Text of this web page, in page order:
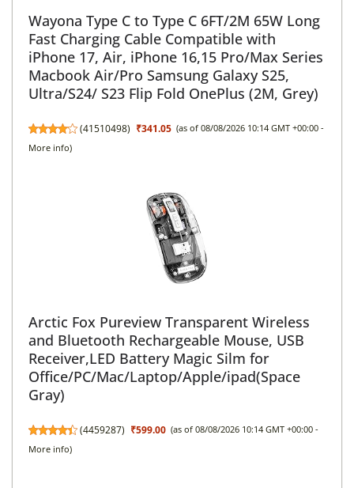
Wayona Type C to Type C 6FT/2M 65W Long
Fast Charging Cable Compatible with
iPhone 17, Air, iPhone 16,15 Pro/Max Series
Macbook Air/Pro Samsung Galaxy S25,
Ultra/S24/ S23 Flip Fold OnePlus (2M, Grey)
(41510498) ₹341.05 (as of 08/08/2026 10:14 GMT +00:00 -
More info)
Arctic Fox Pureview Transparent Wireless
and Bluetooth Rechargeable Mouse, USB
Receiver,LED Battery Magic Silm for
Office/PC/Mac/Laptop/Apple/ipad(Space
Gray)
(4459287) ₹599.00 (as of 08/08/2026 10:14 GMT +00:00 -
More info)